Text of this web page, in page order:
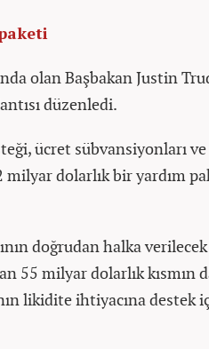
olan Başbakan Justin
düzenledi.
ücret sübvansiyonları
dolarlık bir yardım
doğrudan halka
55 milyar dolarlık kısmın
likidite ihtiyacına destek